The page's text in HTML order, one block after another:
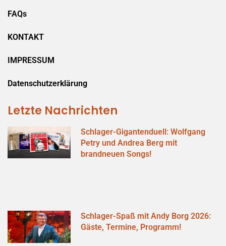
FAQs
KONTAKT
IMPRESSUM
Datenschutzerklärung
Letzte Nachrichten
Schlager-Gigantenduell: Wolfgang
Petry und Andrea Berg mit
brandneuen Songs!
Schlager-Spaß mit Andy Borg 2026:
Gäste, Termine, Programm!